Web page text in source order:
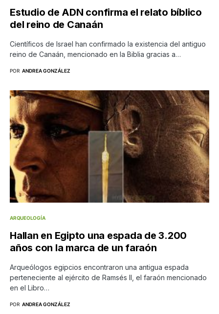
Estudio de ADN confirma el relato bíblico
del reino de Canaán
Científicos de Israel han confirmado la existencia del antiguo
reino de Canaán, mencionado en la Biblia gracias a…
POR ANDREA GONZÁLEZ
ARQUEOLOGÍA
Hallan en Egipto una espada de 3.200
años con la marca de un faraón
Arqueólogos egipcios encontraron una antigua espada
perteneciente al ejército de Ramsés II, el faraón mencionado
en el Libro…
POR ANDREA GONZÁLEZ